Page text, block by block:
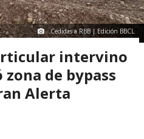
Cedidas a RBB | Edición BBCL
intervino
de bypass
Alerta